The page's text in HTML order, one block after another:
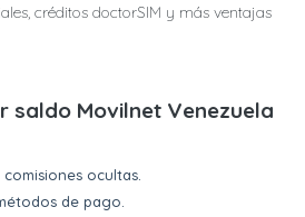
créditos doctorSIM y más ventajas
saldo Movilnet Venezuela
ocultas.
de pago.